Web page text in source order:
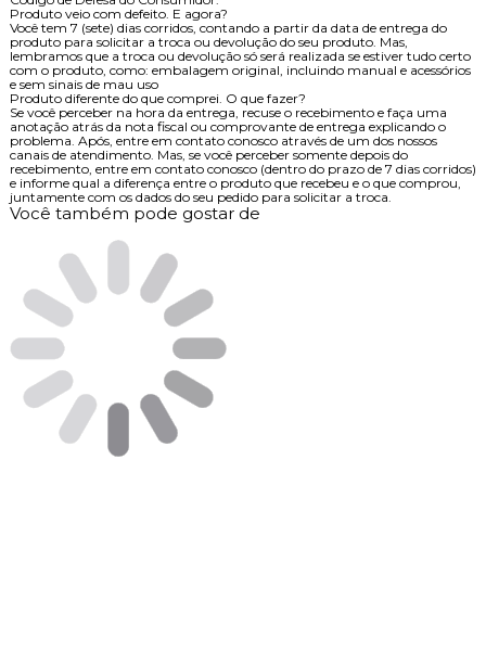
Produto veio com defeito. E agora?
Você tem 7 (sete) dias corridos, contando a partir da data de entrega do
produto para solicitar a troca ou devolução do seu produto. Mas,
lembramos que a troca ou devolução só será realizada se estiver tudo certo
com o produto, como: embalagem original, incluindo manual e acessórios
e sem sinais de mau uso
Produto diferente do que comprei. O que fazer?
Se você perceber na hora da entrega, recuse o recebimento e faça uma
anotação atrás da nota fiscal ou comprovante de entrega explicando o
problema. Após, entre em contato conosco através de um dos nossos
canais de atendimento. Mas, se você perceber somente depois do
recebimento, entre em contato conosco (dentro do prazo de 7 dias corridos)
e informe qual a diferença entre o produto que recebeu e o que comprou,
juntamente com os dados do seu pedido para solicitar a troca.
Você também pode gostar de